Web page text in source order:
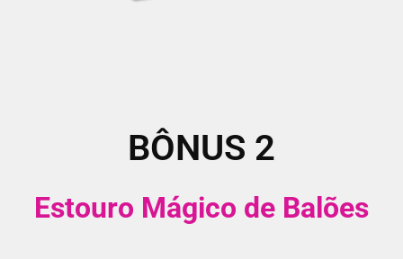
BÔNUS 2
Estouro Mágico de Balões